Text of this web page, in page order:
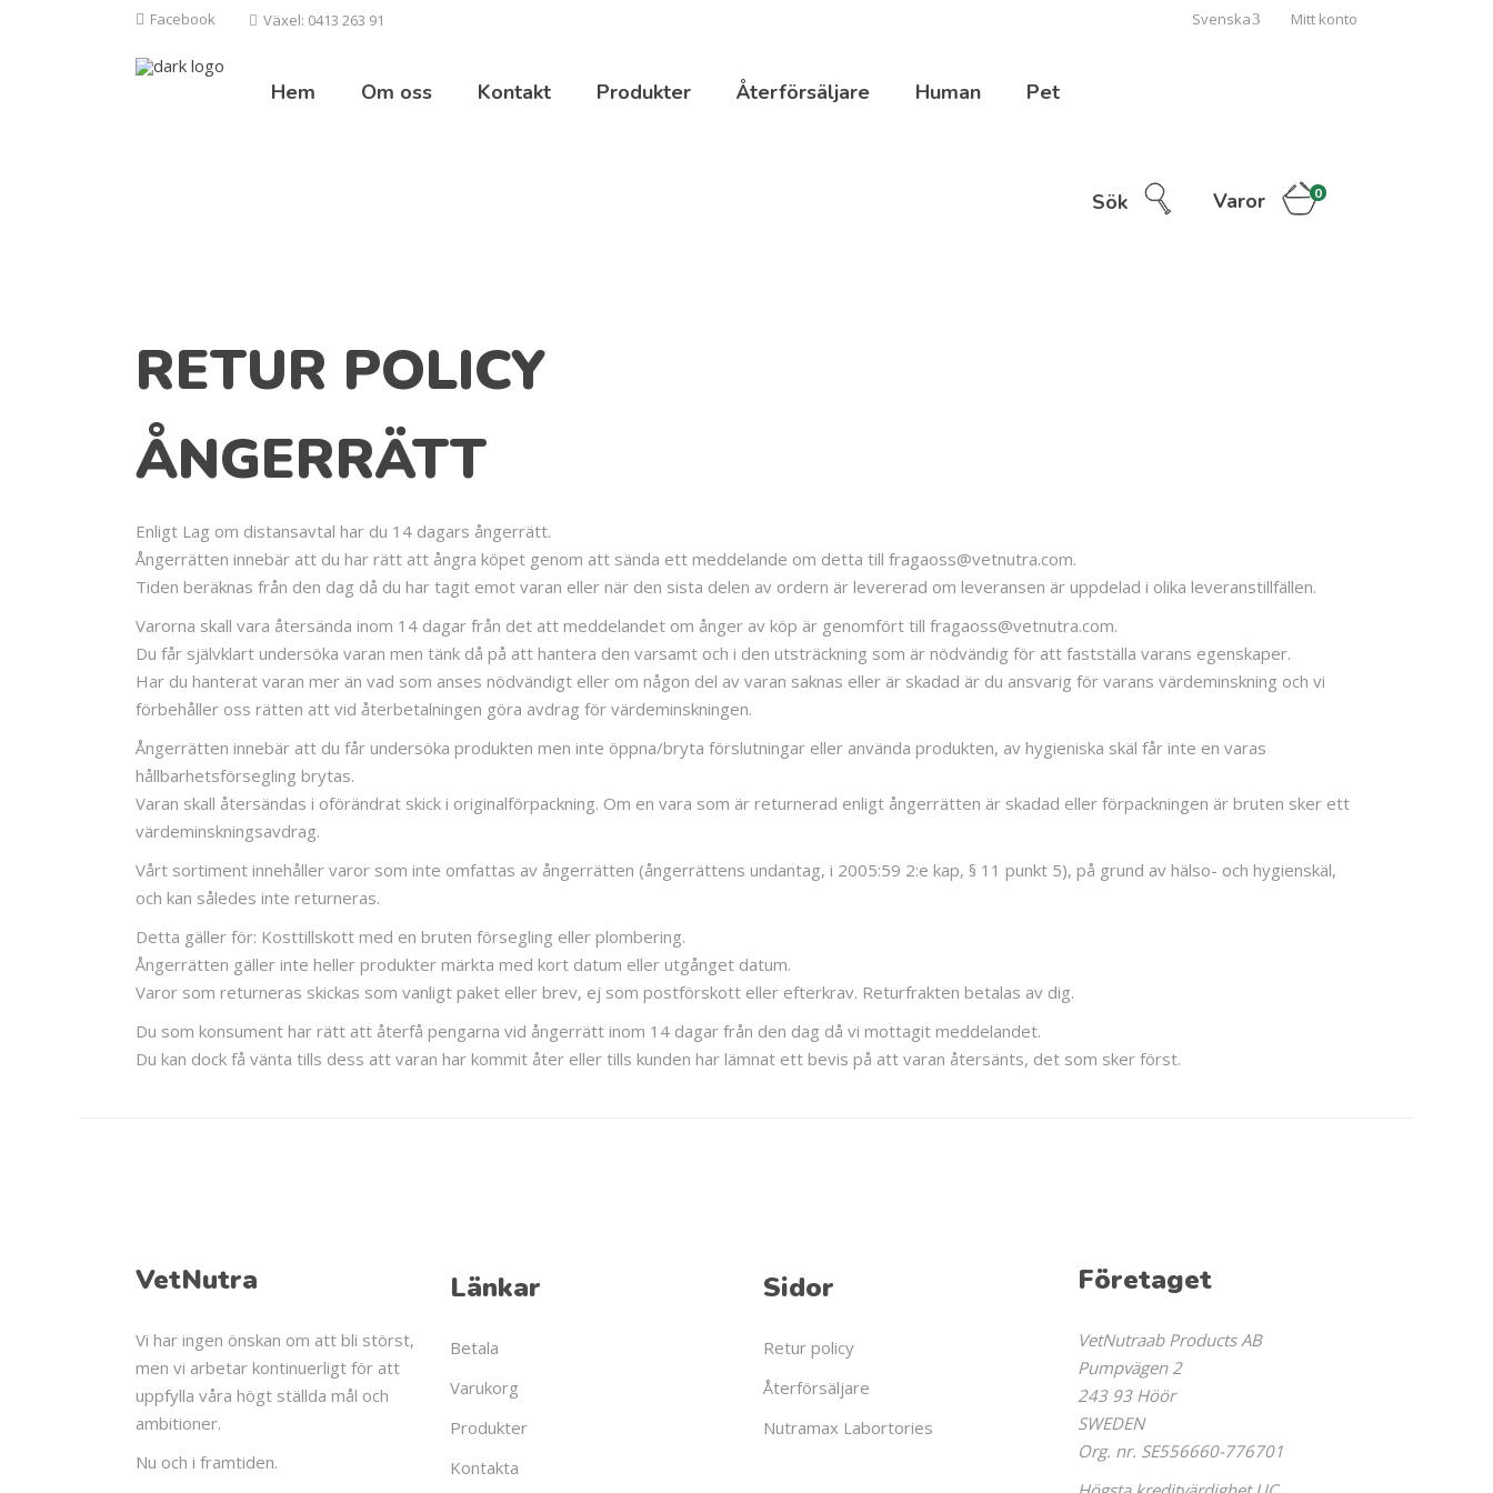
Facebook Växel: 0413 263 91 Svenska Mitt konto
Hem Om oss Kontakt Produkter Återförsäljare Human Pet
Sök Varor 0
RETUR POLICY
ÅNGERRÄTT
Enligt Lag om distansavtal har du 14 dagars ångerrätt.
Ångerrätten innebär att du har rätt att ångra köpet genom att sända ett meddelande om detta till fragaoss@vetnutra.com.
Tiden beräknas från den dag då du har tagit emot varan eller när den sista delen av ordern är levererad om leveransen är uppdelad i olika leveranstillfällen.
Varorna skall vara återsända inom 14 dagar från det att meddelandet om ånger av köp är genomfört till fragaoss@vetnutra.com.
Du får självklart undersöka varan men tänk då på att hantera den varsamt och i den utsträckning som är nödvändig för att fastställa varans egenskaper.
Har du hanterat varan mer än vad som anses nödvändigt eller om någon del av varan saknas eller är skadad är du ansvarig för varans värdeminskning och vi
förbehåller oss rätten att vid återbetalningen göra avdrag för värdeminskningen.
Ångerrätten innebär att du får undersöka produkten men inte öppna/bryta förslutningar eller använda produkten, av hygieniska skäl får inte en varas
hållbarhetsförsegling brytas.
Varan skall återsändas i oförändrat skick i originalförpackning. Om en vara som är returnerad enligt ångerrätten är skadad eller förpackningen är bruten sker ett
värdeminskningsavdrag.
Vårt sortiment innehåller varor som inte omfattas av ångerrätten (ångerrättens undantag, i 2005:59 2:e kap, § 11 punkt 5), på grund av hälso- och hygienskäl,
och kan således inte returneras.
Detta gäller för: Kosttillskott med en bruten försegling eller plombering.
Ångerrätten gäller inte heller produkter märkta med kort datum eller utgånget datum.
Varor som returneras skickas som vanligt paket eller brev, ej som postförskott eller efterkrav. Returfrakten betalas av dig.
Du som konsument har rätt att återfå pengarna vid ångerrätt inom 14 dagar från den dag då vi mottagit meddelandet.
Du kan dock få vänta tills dess att varan har kommit åter eller tills kunden har lämnat ett bevis på att varan återsänts, det som sker först.
VetNutra
Vi har ingen önskan om att bli störst,
men vi arbetar kontinuerligt för att
uppfylla våra högt ställda mål och
ambitioner.
Nu och i framtiden.
Länkar
Betala
Varukorg
Produkter
Kontakta
Sidor
Retur policy
Återförsäljare
Nutramax Labortories
Företaget
VetNutraab Products AB
Pumpvägen 2
243 93 Höör
SWEDEN
Org. nr. SE556660-776701